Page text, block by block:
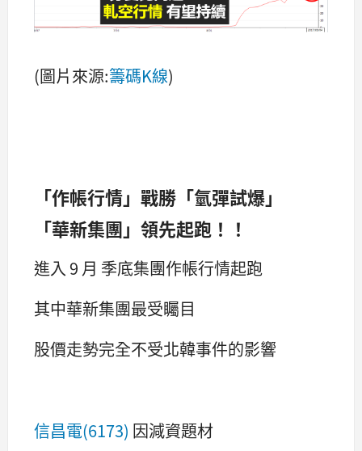
(圖片來源:籌碼K線)
「作帳行情」戰勝「氫彈試爆」
「華新集團」領先起跑！！
進入 9 月 季底集團作帳行情起跑
其中華新集團最受矚目
股價走勢完全不受北韓事件的影響
信昌電(6173) 因減資題材